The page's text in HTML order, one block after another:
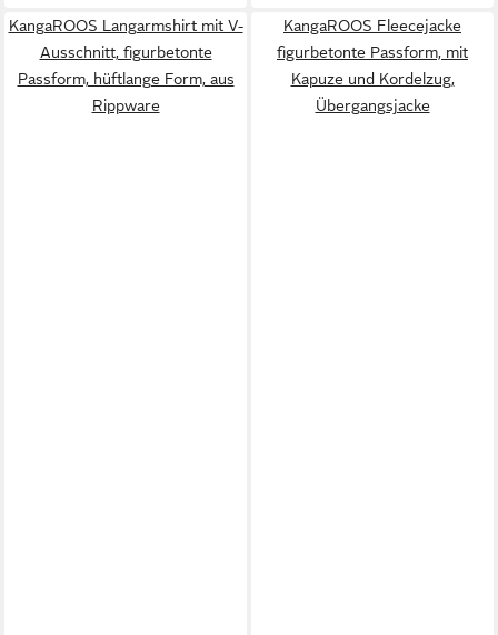
KangaROOS Langarmshirt mit V-
Ausschnitt, figurbetonte
Passform, hüftlange Form, aus
Rippware
KangaROOS Fleecejacke
figurbetonte Passform, mit
Kapuze und Kordelzug,
Übergangsjacke